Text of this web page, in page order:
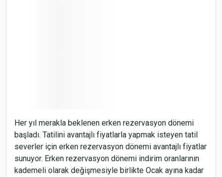
Her yıl merakla beklenen erken rezervasyon dönemi
başladı. Tatilini avantajlı fiyatlarla yapmak isteyen tatil
severler için erken rezervasyon dönemi avantajlı fiyatlar
sunuyor. Erken rezervasyon dönemi indirim oranlarının
kademeli olarak değişmesiyle birlikte Ocak ayına kadar